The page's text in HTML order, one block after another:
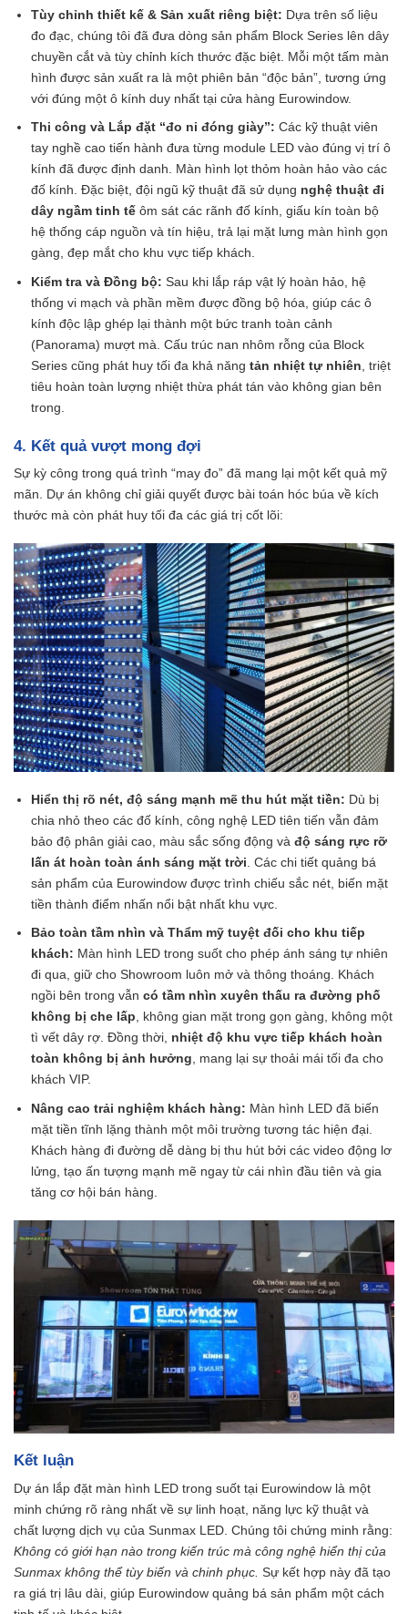
Tùy chỉnh thiết kế & Sản xuất riêng biệt: Dựa trên số liệu
đo đạc, chúng tôi đã đưa dòng sản phẩm Block Series lên dây
chuyền cắt và tùy chỉnh kích thước đặc biệt. Mỗi một tấm màn
hình được sản xuất ra là một phiên bản “độc bản”, tương ứng
với đúng một ô kính duy nhất tại cửa hàng Eurowindow.
Thi công và Lắp đặt “đo ni đóng giày”: Các kỹ thuật viên
tay nghề cao tiến hành đưa từng module LED vào đúng vị trí ô
kính đã được định danh. Màn hình lọt thỏm hoàn hảo vào các
đố kính. Đặc biệt, đội ngũ kỹ thuật đã sử dụng nghệ thuật đi
dây ngầm tinh tếôm sát các rãnh đố kính, giấu kín toàn bộ
hệ thống cáp nguồn và tín hiệu, trả lại mặt lưng màn hình gọn
gàng, đẹp mắt cho khu vực tiếp khách.
Kiểm tra và Đồng bộ: Sau khi lắp ráp vật lý hoàn hảo, hệ
thống vi mạch và phần mềm được đồng bộ hóa, giúp các ô
kính độc lập ghép lại thành một bức tranh toàn cảnh
(Panorama) mượt mà. Cấu trúc nan nhôm rỗng của Block
Series cũng phát huy tối đa khả năng tản nhiệt tự nhiên , triệt
tiêu hoàn toàn lượng nhiệt thừa phát tán vào không gian bên
trong.
4. Kết quả vượt mong đợi
Sự kỳ công trong quá trình “may đo” đã mang lại một kết quả mỹ
mãn. Dự án không chỉ giải quyết được bài toán hóc búa về kích
thước mà còn phát huy tối đa các giá trị cốt lõi:
Hiển thị rõ nét, độ sáng mạnh mẽ thu hút mặt tiền: Dù bị
chia nhỏ theo các đố kính, công nghệ LED tiên tiến vẫn đảm
bảo độ phân giải cao, màu sắc sống động và độ sáng rực rỡ
lấn át hoàn toàn ánh sáng mặt trời . Các chi tiết quảng bá
sản phẩm của Eurowindow được trình chiếu sắc nét, biến mặt
tiền thành điểm nhấn nổi bật nhất khu vực.
Bảo toàn tầm nhìn và Thẩm mỹ tuyệt đối cho khu tiếp
khách: Màn hình LED trong suốt cho phép ánh sáng tự nhiên
đi qua, giữ cho Showroom luôn mở và thông thoáng. Khách
ngồi bên trong vẫn có tầm nhìn xuyên thấu ra đường phố
không bị che lấp, không gian mặt trong gọn gàng, không một
tì vết dây rợ. Đồng thời, nhiệt độ khu vực tiếp khách hoàn
toàn không bị ảnh hưởng, mang lại sự thoải mái tối đa cho
khách VIP.
Nâng cao trải nghiệm khách hàng: Màn hình LED đã biến
mặt tiền tĩnh lặng thành một môi trường tương tác hiện đại.
Khách hàng đi đường dễ dàng bị thu hút bởi các video động lơ
lửng, tạo ấn tượng mạnh mẽ ngay từ cái nhìn đầu tiên và gia
tăng cơ hội bán hàng.
Kết luận
Dự án lắp đặt màn hình LED trong suốt tại Eurowindow là một
minh chứng rõ ràng nhất về sự linh hoạt, năng lực kỹ thuật và
chất lượng dịch vụ của Sunmax LED. Chúng tôi chứng minh rằng:
Không có giới hạn nào trong kiến trúc mà công nghệ hiển thị của
Sunmax không thể tùy biến và chinh phục. Sự kết hợp này đã tạo
ra giá trị lâu dài, giúp Eurowindow quảng bá sản phẩm một cách